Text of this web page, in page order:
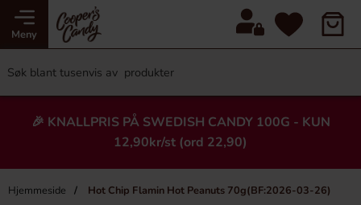
Meny
🎉 KNALLPRIS PÅ SWEDISH CANDY 100G - KUN
12,90kr/st (ord 22,90)
Hjemmeside Hot Chip Flamin Hot Peanuts 70g(BF:2026-03-26)